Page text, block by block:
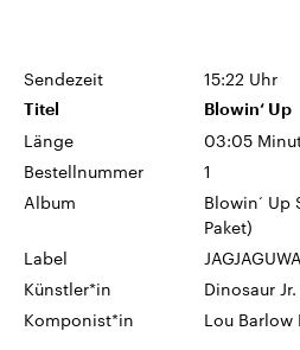
Sendezeit 15:22 Uhr
Titel Blowin‘ Up
Länge
03:05
Bestellnummer
1
Album
Blowin‘ Up
Paket)
Label
Künstler*in
Dinosaur Jr.
Komponist*in
Lou Barlow